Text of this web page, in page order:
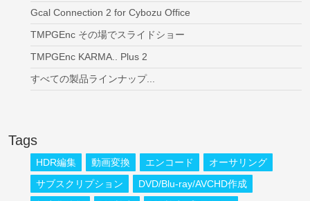
Gcal Connection 2 for Cybozu Office
TMPGEnc その場でスライドショー
TMPGEnc KARMA.. Plus 2
すべての製品ラインナップ...
Tags
HDR編集 動画変換 エンコード
オーサリング
サブスクリプション
DVD/Blu-ray/AVCHD作成